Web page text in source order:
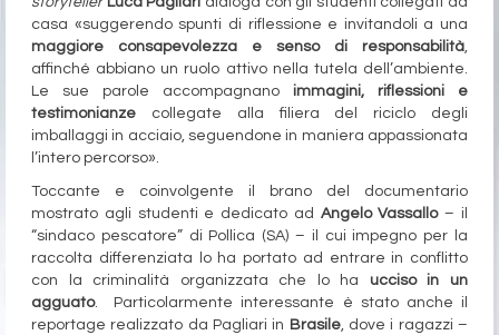
casa «suggerendo spunti di riflessione e invitandoli a una
maggiore consapevolezza e senso di responsabilità
affinché abbiano un ruolo attivo nella tutela dell’ambiente.
Le sue parole accompagnano immagini, riflessioni e
testimonianze collegate alla filiera del riciclo degli
imballaggi in acciaio, seguendone in maniera appassionata
l’intero percorso».
Toccante e coinvolgente il brano del documentario
mostrato agli studenti e dedicato ad Angelo Vassallo– il
“sindaco pescatore” di Pollica (SA) – il cui impegno per la
raccolta differenziata lo ha portato ad entrare in conflitto
con la criminalità organizzata che lo ha ucciso in un
agguato. Particolarmente interessante è stato anche il
reportage realizzato da Pagliari in Brasile, dove i ragazzi –